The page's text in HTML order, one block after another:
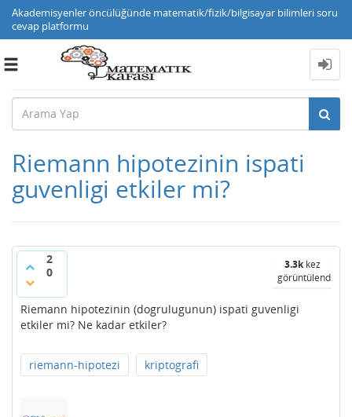
Akademisyenler öncülüğünde matematik/fizik/bilgisayar bilimleri soru
cevap platformu
Toggle
Riemann hipotezinin ispati
guvenligi etkiler mi?
2
0
3.3kkez
görüntülendi
Riemann hipotezinin (dogrulugunun) ispati guvenligi
etkiler mi? Ne kadar etkiler?
riemann-hipotezi kriptografi